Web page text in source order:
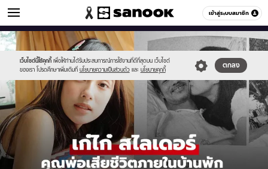
เข้าสู่ระบบสมาชิก
ข่าวบันเทิง หมวดอื่นๆ
เว็บไซต์นี้ใช้คุกกี้ เพื่อให้ท่านได้รับประสบการณ์การใช้งานที่ดีที่สุดบน เว็บไซต์
ของเรา โปรดศึกษาเพิ่มเติมที่ นโยบายความเป็นส่วนตัว และ นโยบายคุกกี้
ตกลง
Sanook
//s.isanook.com/sr/0/images/logo-
new-
sanook.png
600
60
//s.isanook.com/ns/0/ud/1960/9803038/555-
2025-
14t212845.798.jpg